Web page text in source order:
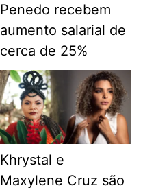
Penedo recebem
aumento salarial de
cerca de 25%
Khrystal e
Maxylene Cruz são